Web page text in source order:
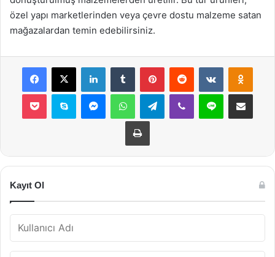
özel yapı marketlerinden veya çevre dostu malzeme satan
mağazalardan temin edebilirsiniz.
Facebook
X LinkedInTumblr PinterestReddit VKontakte
Pocket Skype MessengerWhatsAppTelegramViber Line E-Posta ile
Yazdır
Kayıt Ol